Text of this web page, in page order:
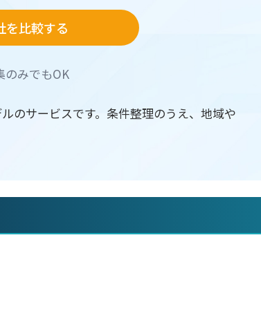
を比較する
のみでもOK
のサービスです。条件整理のうえ、地域や